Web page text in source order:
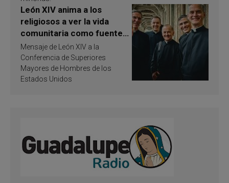
León XIV anima a los
religiosos a ver la vida
comunitaria como fuente
de inspiración y
santificación
Mensaje de León XIV a la
Conferencia de Superiores
Mayores de Hombres de los
Estados Unidos